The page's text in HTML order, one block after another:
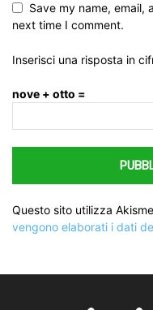
Save my name, email,
next time I comment.
Inserisci una risposta in
nove + otto =
Questo sito utilizza
vengono elaborati i dati